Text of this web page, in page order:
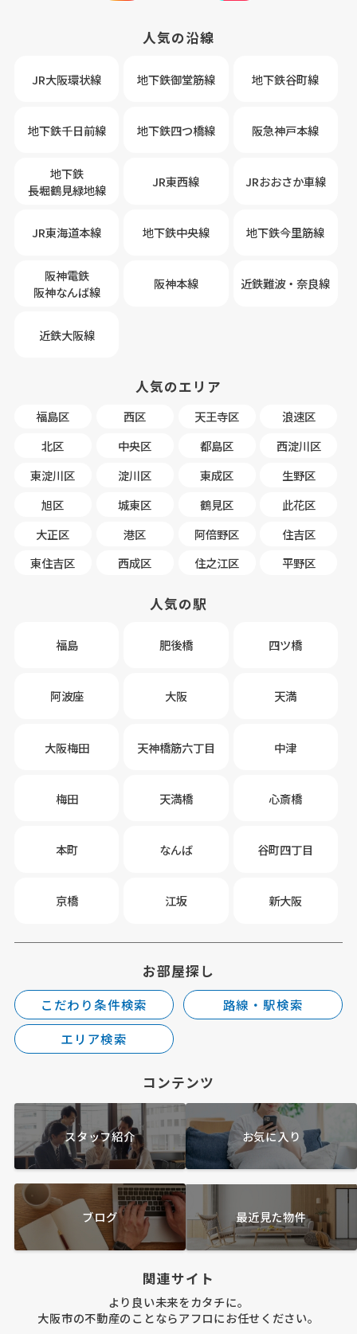
人気の沿線
JR大阪環状線 地下鉄御堂筋線 地下鉄谷町線
地下鉄千日前線 地下鉄四つ橋線 阪急神戸本線
地下鉄
長堀鶴見緑地線
JR東西線 JRおおさか車線
JR東海道本線 地下鉄中央線 地下鉄今里筋線
阪神電鉄
阪神なんば線
阪神本線 近鉄難波・奈良線
近鉄大阪線
人気のエリア
福島区 西区 天王寺区
浪速区
北区
中央区 都島区
西淀川区
東淀川区
淀川区 東成区
生野区
旭区
城東区 鶴見区
此花区
大正区
港区 阿倍野区
住吉区
東住吉区
西成区 住之江区 平野区
人気の駅
福島 肥後橋 四ツ橋
阿波座 大阪 天満
大阪梅田 天神橋筋六丁目 中津
梅田 天満橋 心斎橋
本町 なんば 谷町四丁目
京橋 江坂 新大阪
お部屋探し
こだわり条件検索
路線・駅検索
エリア検索
コンテンツ
スタッフ紹介 お気に入り
ブログ 最近見た物件
関連サイト
より良い未来をカタチに。
大阪市の不動産のことならアフロにお任せください。